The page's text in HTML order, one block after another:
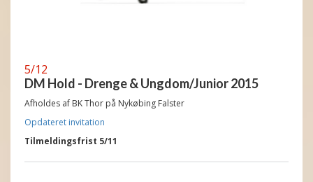
5/12
DM Hold - Drenge & Ungdom/Junior 2015
Afholdes af BK Thor på Nykøbing Falster
Opdateret invitation
Tilmeldingsfrist 5/11